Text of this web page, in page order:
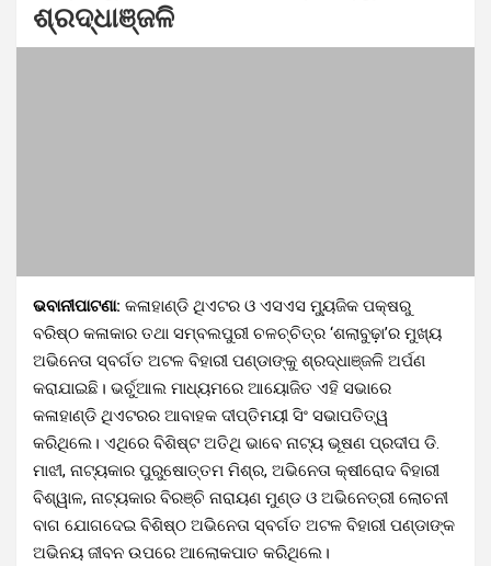
ଶ୍ରଦ୍ଧାଞ୍ଜଳି
ଭବାନୀପାଟଣା: କଳାହାଣ୍ଡି ଥିଏଟର ଓ ଏସଏସ ମ୍ୟୁଜିକ ପକ୍ଷରୁ
ବରିଷ୍ଠ କଳାକାର ତଥା ସମ୍ବଲପୁରୀ ଚଳଚ୍ଚିତ୍ର ‘ଶଲାବୁଢ଼ା’ର ମୁଖ୍ୟ
ଅଭିନେତା ସ୍ବର୍ଗତ ଅଟଳ ବିହାରୀ ପଣ୍ଡାଙ୍କୁ ଶ୍ରଦ୍ଧାଞ୍ଜଳି ଅର୍ପଣ
କରାଯାଇଛି। ଭର୍ଚୁଆଲ ମାଧ୍ୟମରେ ଆୟୋଜିତ ଏହି ସଭାରେ
କଳାହାଣ୍ଡି ଥିଏଟରର ଆବାହକ ଦୀପ୍ତିମୟୀ ସିଂ ସଭାପତିତ୍ୱ
କରିଥିଲେ। ଏଥିରେ ବିଶିଷ୍ଟ ଅତିଥି ଭାବେ ନାଟ୍ୟ ଭୂଷଣ ପ୍ରଦୀପ ଡି.
ମାଝୀ, ନାଟ୍ୟକାର ପୁରୁଷୋତ୍ତମ ମିଶ୍ର, ଅଭିନେତା କ୍ଷୀରୋଦ ବିହାରୀ
ବିଶ୍ୱାଳ, ନାଟ୍ୟକାର ବିରଞ୍ଚି ନାରାୟଣ ମୁଣ୍ଡ ଓ ଅଭିନେତ୍ରୀ ଲୋଚନୀ
ବାଗ ଯୋଗଦେଇ ବିଶିଷ୍ଠ ଅଭିନେତା ସ୍ବର୍ଗତ ଅଟଳ ବିହାରୀ ପଣ୍ଡାଙ୍କ
ଅଭିନୟ ଜୀବନ ଉପରେ ଆଲୋକପାତ କରିଥିଲେ।